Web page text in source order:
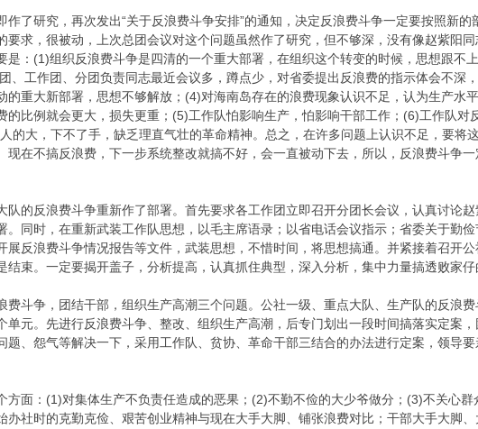
作了研究，再次发出“关于反浪费斗争安排”的通知，决定反浪费斗争一定要按照新
要求，很被动，上次总团会议对这个问题虽然作了研究，但不够深，没有像赵紫阳
是：(1)组织反浪费斗争是四清的一个重大部署，在组织这个转变的时候，思想跟不
、工作团、分团负责同志最近会议多，蹲点少，对省委提出反浪费的指示体会不深
的重大新部署，思想不够解放；(4)对海南岛存在的浪费现象认识不足，认为生产水
的比例就会更大，损失更重；(5)工作队怕影响生产，怕影响干部工作；(6)工作队对
的大，下不了手，缺乏理直气壮的革命精神。总之，在许多问题上认识不足，要将
现在不搞反浪费，下一步系统整改就搞不好，会一直被动下去，所以，反浪费斗争
队的反浪费斗争重新作了部署。首先要求各工作团立即召开分团长会议，认真讨论
。同时，在重新武装工作队思想，以毛主席语录；以省电话会议指示；省委关于勤
展反浪费斗争情况报告等文件，武装思想，不惜时间，将思想搞通。并紧接着召开
结束。一定要揭开盖子，分析提高，认真抓住典型，深入分析，集中力量搞透败家仔
费斗争，团结干部，组织生产高潮三个问题。公社一级、重点大队、生产队的反浪
单元。先进行反浪费斗争、整改、组织生产高潮，后专门划出一段时间搞落实定案
题、怨气等解决一下，采用工作队、贫协、革命干部三结合的办法进行定案，领导
方面：(1)对集体生产不负责任造成的恶果；(2)不勤不俭的大少爷做分；(3)不关心群
办社时的克勤克俭、艰苦创业精神与现在大手大脚、铺张浪费对比；干部大手大脚